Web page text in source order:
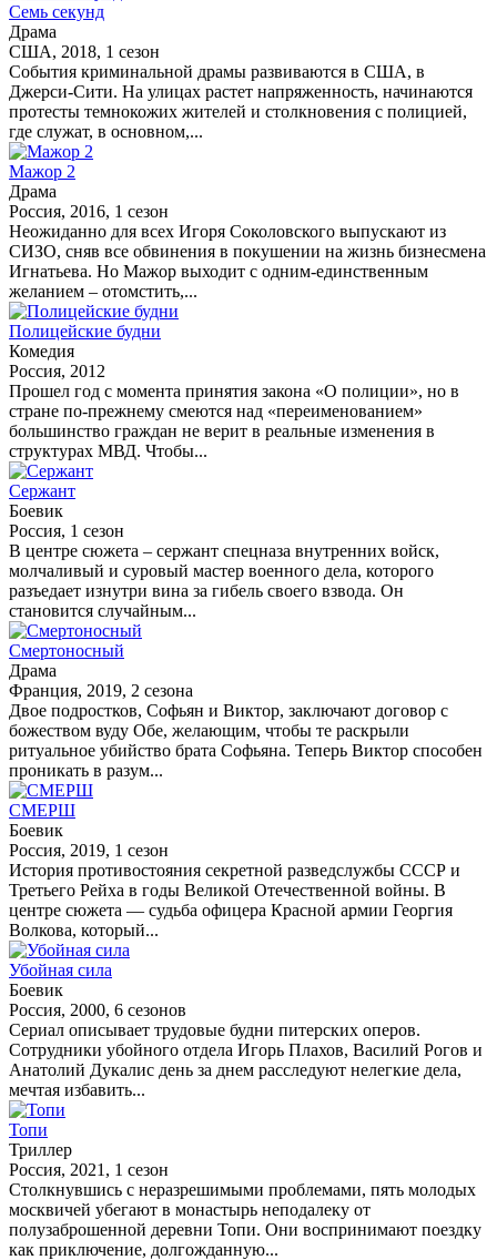
Семь секунд
Драма
США, 2018, 1 сезон
События криминальной драмы развиваются в США, в
Джерси-Сити. На улицах растет напряженность, начинаются
протесты темнокожих жителей и столкновения с полицией,
где служат, в основном,...
Мажор 2
Драма
Россия, 2016, 1 сезон
Неожиданно для всех Игоря Соколовского выпускают из
СИЗО, сняв все обвинения в покушении на жизнь бизнесмена
Игнатьева. Но Мажор выходит с одним-единственным
желанием – отомстить,...
Полицейские будни
Комедия
Россия, 2012
Прошел год с момента принятия закона «О полиции», но в
стране по-прежнему смеются над «переименованием»
большинство граждан не верит в реальные изменения в
структурах МВД. Чтобы...
Сержант
Боевик
Россия, 1 сезон
В центре сюжета – сержант спецназа внутренних войск,
молчаливый и суровый мастер военного дела, которого
разъедает изнутри вина за гибель своего взвода. Он
становится случайным...
Смертоносный
Драма
Франция, 2019, 2 сезона
Двое подростков, Софьян и Виктор, заключают договор с
божеством вуду Обе, желающим, чтобы те раскрыли
ритуальное убийство брата Софьяна. Теперь Виктор способен
проникать в разум...
СМЕРШ
Боевик
Россия, 2019, 1 сезон
История противостояния секретной разведслужбы СССР и
Третьего Рейха в годы Великой Отечественной войны. В
центре сюжета — судьба офицера Красной армии Георгия
Волкова, который...
Убойная сила
Боевик
Россия, 2000, 6 сезонов
Сериал описывает трудовые будни питерских оперов.
Сотрудники убойного отдела Игорь Плахов, Василий Рогов и
Анатолий Дукалис день за днем расследуют нелегкие дела,
мечтая избавить...
Топи
Триллер
Россия, 2021, 1 сезон
Столкнувшись с неразрешимыми проблемами, пять молодых
москвичей убегают в монастырь неподалеку от
полузаброшенной деревни Топи. Они воспринимают поездку
как приключение, долгожданную...